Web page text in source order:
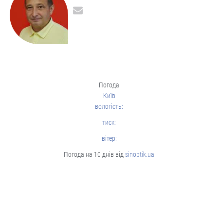
Погода
Київ
вологість:
тиск:
вітер:
Погода на 10 днів від sinoptik.ua